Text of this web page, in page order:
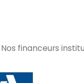
Nos financeurs